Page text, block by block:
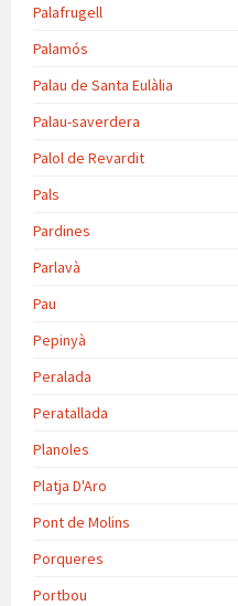
Palafrugell
Palamós
Palau de Santa Eulàlia
Palau-saverdera
Palol de Revardit
Pals
Pardines
Parlavà
Pau
Pepinyà
Peralada
Peratallada
Planoles
Platja D'Aro
Pont de Molins
Porqueres
Portbou